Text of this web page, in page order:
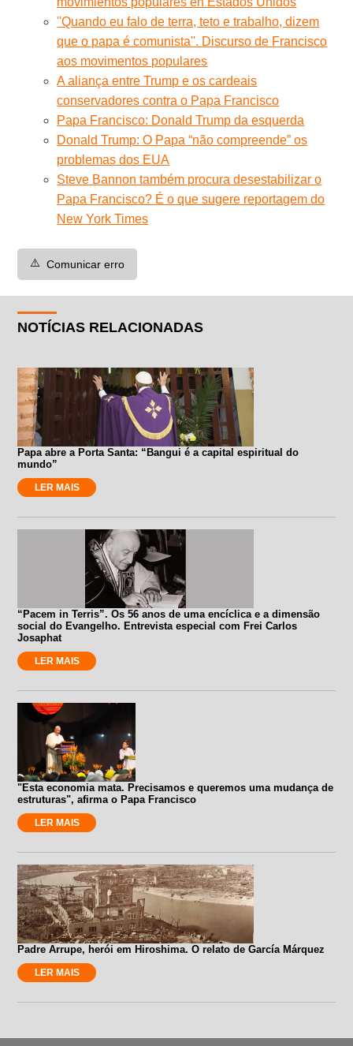
''Quando eu falo de terra, teto e trabalho, dizem
que o papa é comunista''. Discurso de Francisco
aos movimentos populares
A aliança entre Trump e os cardeais
conservadores contra o Papa Francisco
Papa Francisco: Donald Trump da esquerda
Donald Trump: O Papa “não compreende” os
problemas dos EUA
Steve Bannon também procura desestabilizar o
Papa Francisco? É o que sugere reportagem do
New York Times
⚠️ Comunicar erro
NOTÍCIAS RELACIONADAS
Papa abre a Porta Santa: “Bangui é a capital espiritual do
mundo”
LER MAIS
“Pacem in Terris”. Os 56 anos de uma encíclica e a dimensão
social do Evangelho. Entrevista especial com Frei Carlos
Josaphat
LER MAIS
"Esta economia mata. Precisamos e queremos uma mudança de
estruturas", afirma o Papa Francisco
LER MAIS
Padre Arrupe, herói em Hiroshima. O relato de García Márquez
LER MAIS